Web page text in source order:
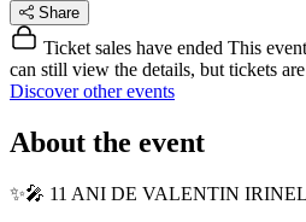
Share
Ticket sales have ended This
can still view the details, but tickets
Discover other events
About the event
✨🎤 11 ANI DE VALENTIN